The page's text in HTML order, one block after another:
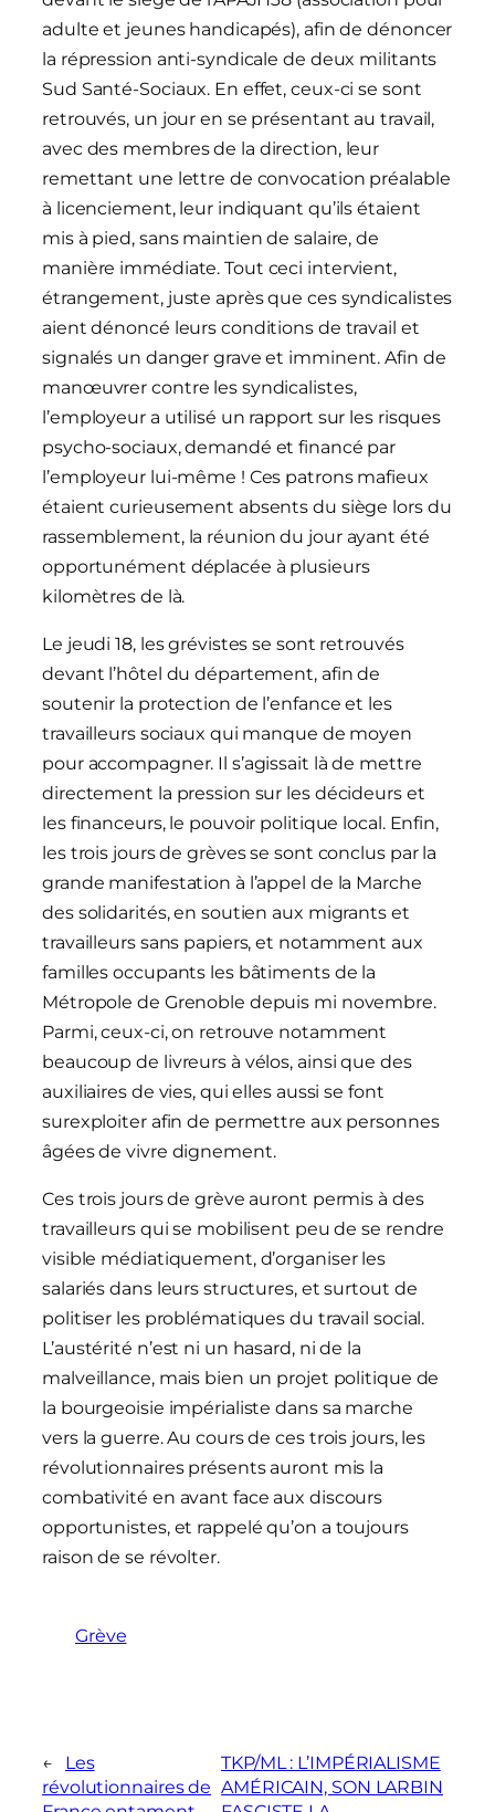
adulte et jeunes handicapés), afin de dénoncer
la répression anti-syndicale de deux militants
Sud Santé-Sociaux. En effet, ceux-ci se sont
retrouvés, un jour en se présentant au travail,
avec des membres de la direction, leur
remettant une lettre de convocation préalable
à licenciement, leur indiquant qu’ils étaient
mis à pied, sans maintien de salaire, de
manière immédiate. Tout ceci intervient,
étrangement, juste après que ces syndicalistes
aient dénoncé leurs conditions de travail et
signalés un danger grave et imminent. Afin de
manœuvrer contre les syndicalistes,
l’employeur a utilisé un rapport sur les risques
psycho-sociaux, demandé et financé par
l’employeur lui-même ! Ces patrons mafieux
étaient curieusement absents du siège lors du
rassemblement, la réunion du jour ayant été
opportunément déplacée à plusieurs
kilomètres de là.
Le jeudi 18, les grévistes se sont retrouvés
devant l’hôtel du département, afin de
soutenir la protection de l’enfance et les
travailleurs sociaux qui manque de moyen
pour accompagner. Il s’agissait là de mettre
directement la pression sur les décideurs et
les financeurs, le pouvoir politique local. Enfin,
les trois jours de grèves se sont conclus par la
grande manifestation à l’appel de la Marche
des solidarités, en soutien aux migrants et
travailleurs sans papiers, et notamment aux
familles occupants les bâtiments de la
Métropole de Grenoble depuis mi novembre.
Parmi, ceux-ci, on retrouve notamment
beaucoup de livreurs à vélos, ainsi que des
auxiliaires de vies, qui elles aussi se font
surexploiter afin de permettre aux personnes
âgées de vivre dignement.
Ces trois jours de grève auront permis à des
travailleurs qui se mobilisent peu de se rendre
visible médiatiquement, d’organiser les
salariés dans leurs structures, et surtout de
politiser les problématiques du travail social.
L’austérité n’est ni un hasard, ni de la
malveillance, mais bien un projet politique de
la bourgeoisie impérialiste dans sa marche
vers la guerre. Au cours de ces trois jours, les
révolutionnaires présents auront mis la
combativité en avant face aux discours
opportunistes, et rappelé qu’on a toujours
raison de se révolter.
Grève
←
Les
révolutionnaires de
TKP/ML : L’IMPÉRIALISME
AMÉRICAIN, SON LARBIN